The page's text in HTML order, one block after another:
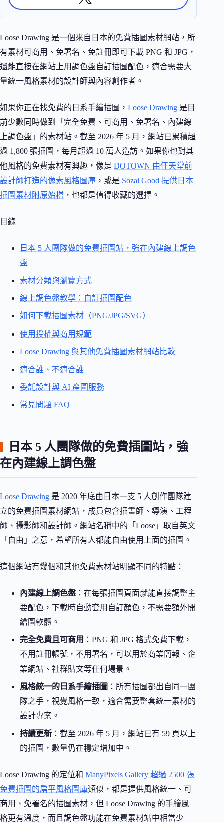
Loose Drawing 是一個來自日本的免費插圖素材網站，所
有素材可商用、免署名、免註冊即可下載 PNG 和 JPG，
還能直接在網站上用調色盤自訂插圖配色，適合需要大
量統一風格素材的設計師與內容創作者。
如果你正在找免費的日系手繪插圖， Loose Drawing 是目
前少數同時做到「完全免費、可商用、免署名、內建線
上調色盤」的素材站。截至 2026 年 5 月，網站已累積超
過 1,800 張插圖，每月超過 10 萬人造訪。如果你也對其
他風格的免費素材有興趣，像是 DOTOWN 由任天堂前
設計師打造的像素風格圖庫 ，或是 Sozai Good 提供日本
插圖素材附原始檔 ，也都是值得收藏的選擇。
目錄
日本 5 人團隊做的免費插圖站，強在內建線上調色
盤
素材分類與瀏覽方式
線上調色盤教學：自訂插圖配色
如何下載插圖素材（PNG/JPG/SVG）
使用授權與商用規範
Loose Drawing 與其他免費插圖素材網站比較
適合誰、不適合誰
委託設計與 AI 產圖服務
常見問題 FAQ
日本 5 人團隊做的免費插圖站，強
在內建線上調色盤
Loose Drawing 是 2020 年底由日本一支 5 人創作團隊建
立的免費插圖素材網站，成員包含插畫師、導演、工程
師、攝影師和設計師。網站名稱中的「Loose」取自英文
「自由」之意，希望所有人都能自由使用上面的插圖。
這個網站有幾個和其他免費素材站明顯不同的特點：
內建線上調色盤 ：在每張插圖頁面就能直接調整主
要配色，下載時自動套用自訂顏色，不需要額外開
繪圖軟體。
完全免費且可商用 ：PNG 和 JPG 格式免費下載，
不用註冊帳號，不用署名，可以用於商業簡報、企
業網站、社群貼文等任何場景。
風格統一的日系手繪插圖 ：所有插圖都出自同一團
隊之手，視覺風格一致，適合需要整套統一素材的
設計專案。
持續更新 ：截至 2026 年 5 月，網站已有 59 頁以上
的插圖，數量仍在穩定增加中。
Loose Drawing 的定位和 ManyPixels Gallery 超過 2500 張
免費插圖的扁平風格圖庫類似，都是提供風格統一、可
商用、免署名的插圖素材，但 Loose Drawing 的手繪風
格更有溫度，而且調色盤功能在免費素材站中相當少